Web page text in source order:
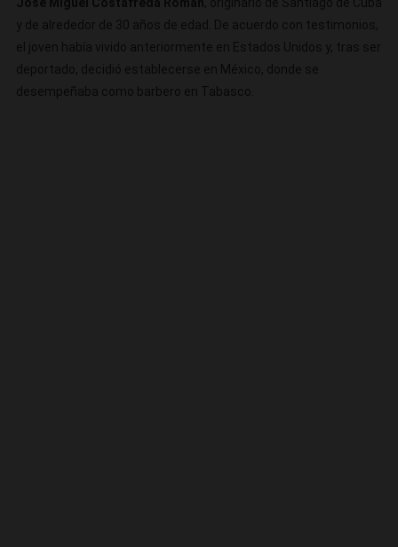
y de alrededor de 30 años de edad. De acuerdo con testimonios,
el joven había vivido anteriormente en Estados Unidos y, tras ser
deportado, decidió establecerse en México, donde se
desempeñaba como barbero en Tabasco.